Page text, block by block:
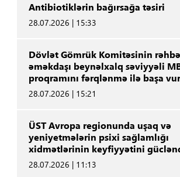
Antibiotiklərin bağırsağa təsiri
28.07.2026 | 15:33
Dövlət Gömrük Komitəsinin
əməkdaşı beynəlxalq səviyyəli
proqramını fərqlənmə ilə başa
28.07.2026 | 15:21
ÜST Avropa regionunda uşaq və
yeniyetmələrin psixi sağlamlığı
xidmətlərinin keyfiyyətini
28.07.2026 | 11:13